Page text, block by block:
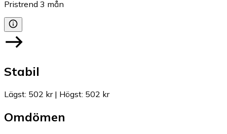
Pristrend 3 mån
Stabil
Lägst: 502 kr| Högst: 502 kr
Omdömen